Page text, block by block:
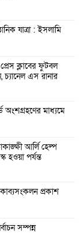
যাত্রা : ইসলামি
ক্লাবের ফুটবল
চ্যানেল এস রানার
অংশগ্রহণের মাধ্যমে
আর্লি হেল্প
হওয়া পর্যন্ত
প্রকাশ
সম্পন্ন